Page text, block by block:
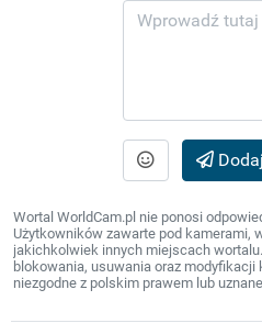
Dodaj
Wortal WorldCam.pl nie ponosi
Użytkowników zawarte pod kamerami,
jakichkolwiek innych miejscach
blokowania, usuwania oraz
niezgodne z polskim prawem lub